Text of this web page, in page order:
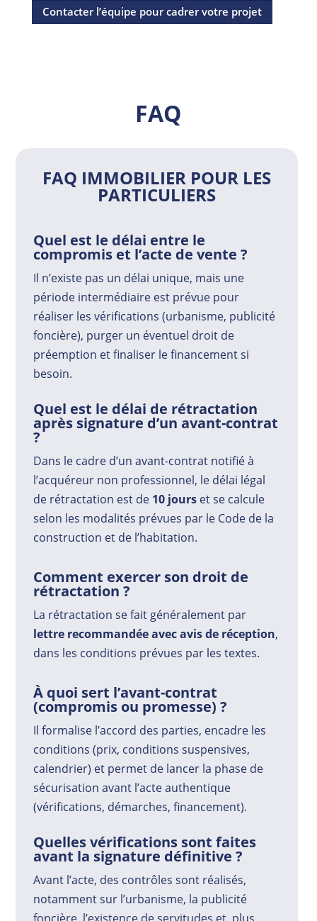
Contacter l’équipe pour cadrer votre projet
FAQ
FAQ IMMOBILIER POUR LES
PARTICULIERS
Quel est le délai entre le
compromis et l’acte de vente ?
Il n’existe pas un délai unique, mais une
période intermédiaire est prévue pour
réaliser les vérifications (urbanisme, publicité
foncière), purger un éventuel droit de
préemption et finaliser le financement si
besoin.
Quel est le délai de rétractation
après signature d’un avant-contrat
?
Dans le cadre d’un avant-contrat notifié à
l’acquéreur non professionnel, le délai légal
de rétractation est de 10 jours et se calcule
selon les modalités prévues par le Code de la
construction et de l’habitation.
Comment exercer son droit de
rétractation ?
La rétractation se fait généralement par
lettre recommandée avec avis de réception,
dans les conditions prévues par les textes.
À quoi sert l’avant-contrat
(compromis ou promesse) ?
Il formalise l’accord des parties, encadre les
conditions (prix, conditions suspensives,
calendrier) et permet de lancer la phase de
sécurisation avant l’acte authentique
(vérifications, démarches, financement).
Quelles vérifications sont faites
avant la signature définitive ?
Avant l’acte, des contrôles sont réalisés,
notamment sur l’urbanisme, la publicité